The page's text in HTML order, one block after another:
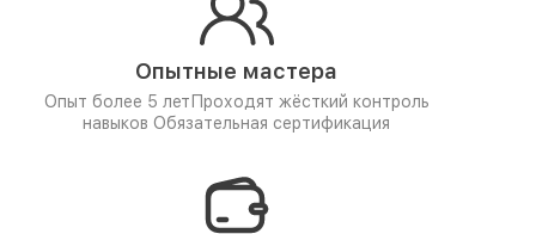
Опытные мастера
Опыт более 5 лет Проходят жёсткий контроль
навыков Обязательная сертификация